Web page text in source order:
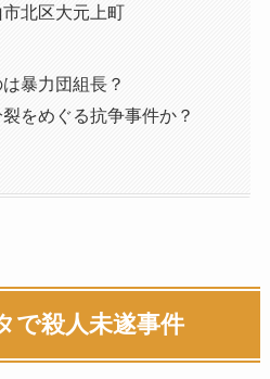
北区大元上町
暴力団組長？
をめぐる抗争事件か？
で殺人未遂事件